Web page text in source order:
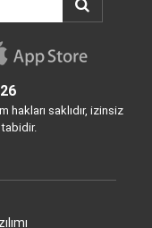
hakları saklıdır, izinsiz
tabidir.